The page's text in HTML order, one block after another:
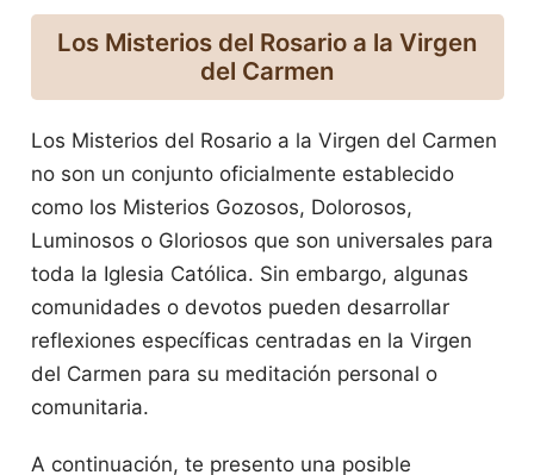
Los Misterios del Rosario a la Virgen
del Carmen
Los Misterios del Rosario a la Virgen del Carmen
no son un conjunto oficialmente establecido
como los Misterios Gozosos, Dolorosos,
Luminosos o Gloriosos que son universales para
toda la Iglesia Católica. Sin embargo, algunas
comunidades o devotos pueden desarrollar
reflexiones específicas centradas en la Virgen
del Carmen para su meditación personal o
comunitaria.
A continuación, te presento una posible